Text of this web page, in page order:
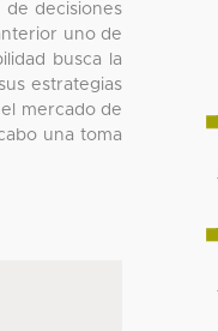
de decisiones
uno de
busca la
estrategias
mercado de
una toma